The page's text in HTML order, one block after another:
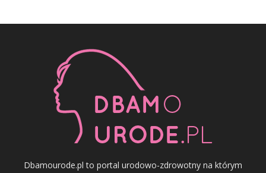
Dbamourode.pl to portal urodowo-zdrowotny na którym